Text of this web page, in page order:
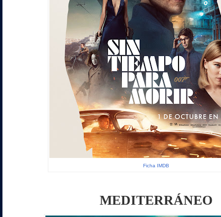
Ficha IMDB
MEDITERRÁNEO